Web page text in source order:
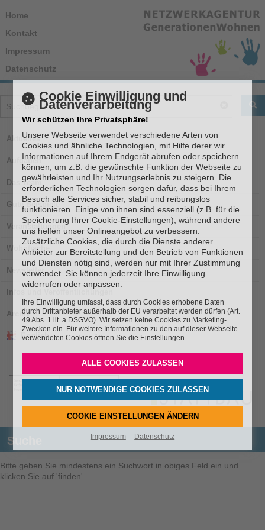
Home
Kontakt
Impressum
Datenschutz
Aktuelles
Aufgaben
Das Team
Gute Beispiele
Veranstaltungen
Wohntische
Newsletter
Infos und Veröffentlichungen
Archiv
English
Suche
Bitte geben Sie mindestens ein Suchwort in obiges Feld ein und
klicken Sie auf 'finden'.
Cookie Einwilligung und
Datenverarbeitung
Wir schützen Ihre Privatsphäre!
Unsere Webseite verwendet verschiedene Arten von
Cookies und ähnliche Technologien, mit Hilfe derer wir
Informationen auf Ihrem Endgerät abrufen oder speichern
können, um z.B. die gewünschte Funktion der Webseite zu
gewährleisten und Ihr Nutzungserlebnis zu steigern. Die
erforderlichen Technologien sorgen dafür, dass bei Ihrem
Besuch alle Services sicher, stabil und reibungslos
funktionieren. Einige von ihnen sind essenziell (z.B. für die
Speicherung Ihrer Cookie-Einstellungen), während andere
uns helfen unser Onlineangebot zu verbessern.
Zusätzliche Cookies, die durch die Dienste anderer
Anbieter zur Bereitstellung und den Betrieb von Funktionen
und Diensten nötig sind, werden nur mit Ihrer Zustimmung
verwendet. Sie können jederzeit Ihre Einwilligung
widerrufen oder anpassen.
Ihre Einwilligung umfasst, dass durch Cookies erhobene Daten
durch Drittanbieter außerhalb der EU verarbeitet werden dürfen (Art.
49 Abs. 1 lit. a DSGVO). Wir setzen keine Cookies zu Marketing-
Zwecken ein. Für weitere Informationen zu den auf dieser Webseite
verwendeten Cookies öffnen Sie die Einstellungen.
ALLE COOKIES ZULASSEN
NUR NOTWENDIGE COOKIES ZULASSEN
COOKIE EINSTELLUNGEN ÄNDERN
Impressum Datenschutz